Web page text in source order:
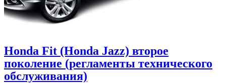
Honda Fit (Honda Jazz) второе
поколение (регламенты технического
обслуживания)